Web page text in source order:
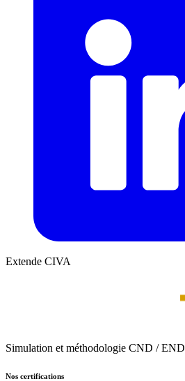
Extende CIVA
Simulation et méthodologie CND / END
Nos certifications